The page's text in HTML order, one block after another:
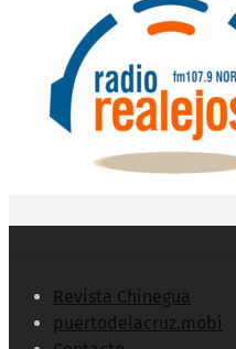
Revista Chinegua
puertodelacruz.mobi